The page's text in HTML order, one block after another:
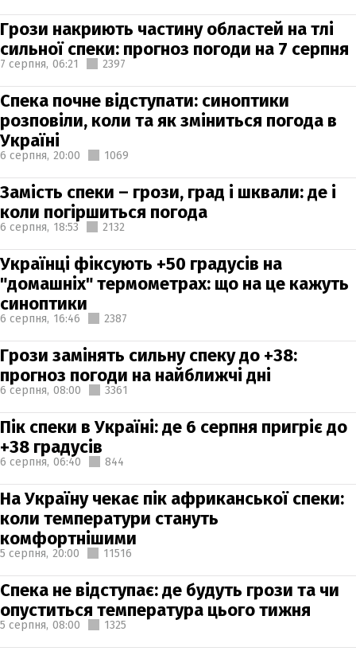
Грози накриють частину областей на тлі
сильної спеки: прогноз погоди на 7 серпня
7 серпня, 06:21 2397
Спека почне відступати: синоптики
розповіли, коли та як зміниться погода в
Україні
6 серпня, 20:00 1069
Замість спеки – грози, град і шквали: де і
коли погіршиться погода
6 серпня, 18:53 2132
Українці фіксують +50 градусів на
"домашніх" термометрах: що на це кажуть
синоптики
6 серпня, 16:46 2387
Грози замінять сильну спеку до +38:
прогноз погоди на найближчі дні
6 серпня, 08:00 3361
Пік спеки в Україні: де 6 серпня пригріє до
+38 градусів
6 серпня, 06:40 844
На Україну чекає пік африканської спеки:
коли температури стануть
комфортнішими
5 серпня, 20:00 11516
Спека не відступає: де будуть грози та чи
опуститься температура цього тижня
5 серпня, 08:00 1325